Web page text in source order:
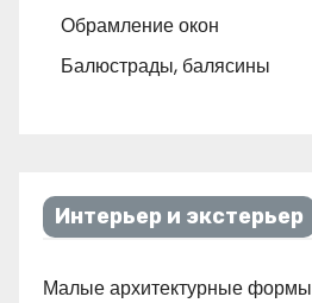
Обрамление окон
Балюстрады, балясины
Интерьер и экстерьер
Малые архитектурные формы